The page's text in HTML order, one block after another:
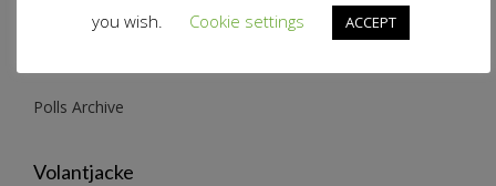
Polls Archive
Volantjacke
you wish.
Cookie settings ACCEPT